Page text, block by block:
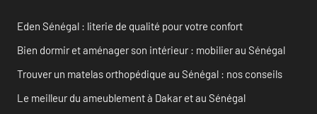
Eden Sénégal : literie de qualité pour votre confort
Bien dormir et aménager son intérieur : mobilier au Sénégal
Trouver un matelas orthopédique au Sénégal : nos conseils
Le meilleur du ameublement à Dakar et au Sénégal